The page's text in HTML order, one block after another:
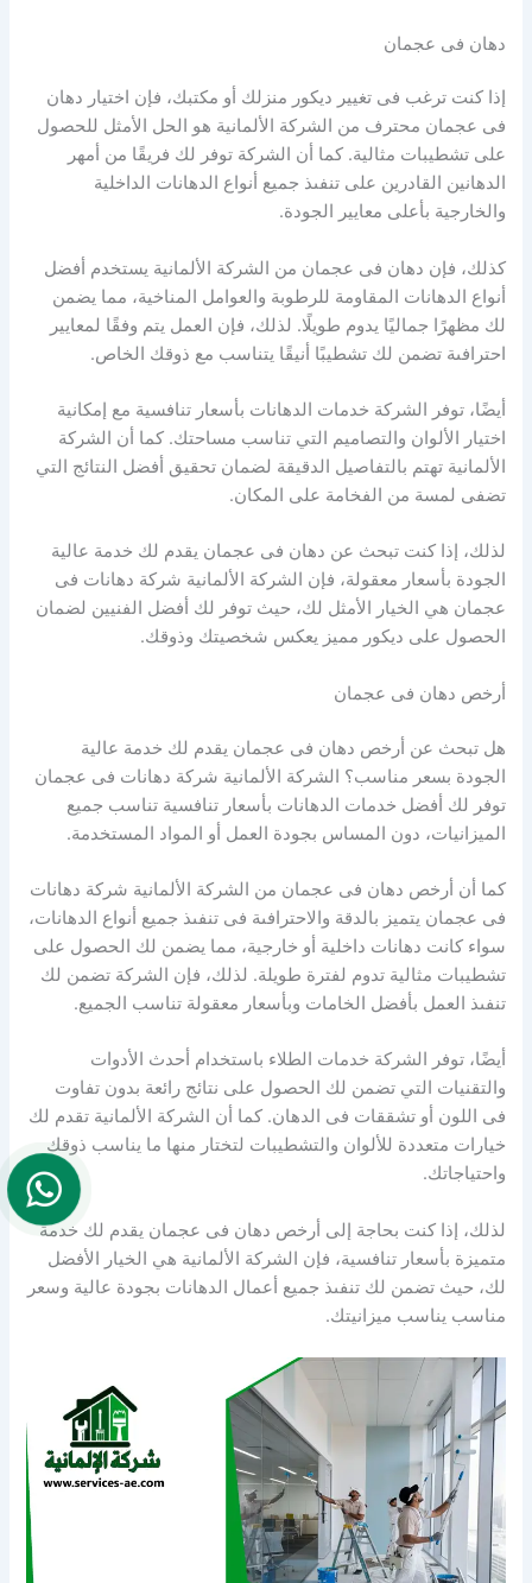
دهان فى عجمان
إذا كنت ترغب فى تغيير ديكور منزلك أو مكتبك، فإن اختيار دهان
فى عجمان محترف من الشركة الألمانية هو الحل الأمثل للحصول
على تشطيبات مثالية. كما أن الشركة توفر لك فريقًا من أمهر
الدهانين القادرين على تنفىذ جميع أنواع الدهانات الداخلية
والخارجية بأعلى معايير الجودة.
كذلك، فإن دهان فى عجمان من الشركة الألمانية يستخدم أفضل
أنواع الدهانات المقاومة للرطوبة والعوامل المناخية، مما يضمن
لك مظهرًا جماليًا يدوم طويلًا. لذلك، فإن العمل يتم وفقًا لمعايير
احترافىة تضمن لك تشطيبًا أنيقًا يتناسب مع ذوقك الخاص.
أيضًا، توفر الشركة خدمات الدهانات بأسعار تنافسية مع إمكانية
اختيار الألوان والتصاميم التي تناسب مساحتك. كما أن الشركة
الألمانية تهتم بالتفاصيل الدقيقة لضمان تحقيق أفضل النتائج التي
تضفى لمسة من الفخامة على المكان.
لذلك، إذا كنت تبحث عن دهان فى عجمان يقدم لك خدمة عالية
الجودة بأسعار معقولة، فإن الشركة الألمانية شركة دهانات فى
عجمان هي الخيار الأمثل لك، حيث توفر لك أفضل الفنيين لضمان
الحصول على ديكور مميز يعكس شخصيتك وذوقك.
أرخص دهان فى عجمان
هل تبحث عن أرخص دهان فى عجمان يقدم لك خدمة عالية
الجودة بسعر مناسب؟ الشركة الألمانية شركة دهانات فى عجمان
توفر لك أفضل خدمات الدهانات بأسعار تنافسية تناسب جميع
الميزانيات، دون المساس بجودة العمل أو المواد المستخدمة.
كما أن أرخص دهان فى عجمان من الشركة الألمانية شركة دهانات
فى عجمان يتميز بالدقة والاحترافىة فى تنفىذ جميع أنواع الدهانات،
سواء كانت دهانات داخلية أو خارجية، مما يضمن لك الحصول على
تشطيبات مثالية تدوم لفترة طويلة. لذلك، فإن الشركة تضمن لك
تنفىذ العمل بأفضل الخامات وبأسعار معقولة تناسب الجميع.
أيضًا، توفر الشركة خدمات الطلاء باستخدام أحدث الأدوات
والتقنيات التي تضمن لك الحصول على نتائج رائعة بدون تفاوت
فى اللون أو تشققات فى الدهان. كما أن الشركة الألمانية تقدم لك
خيارات متعددة للألوان والتشطيبات لتختار منها ما يناسب ذوقك
واحتياجاتك.
لذلك، إذا كنت بحاجة إلى أرخص دهان فى عجمان يقدم لك خدمة
متميزة بأسعار تنافسية، فإن الشركة الألمانية هي الخيار الأفضل
لك، حيث تضمن لك تنفىذ جميع أعمال الدهانات بجودة عالية وسعر
مناسب يناسب ميزانيتك.